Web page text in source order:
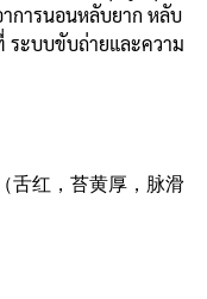
การนอนหลับยาก หลับ
ระบบขับถ่ายและความ
舌红，苔黄厚，脉滑